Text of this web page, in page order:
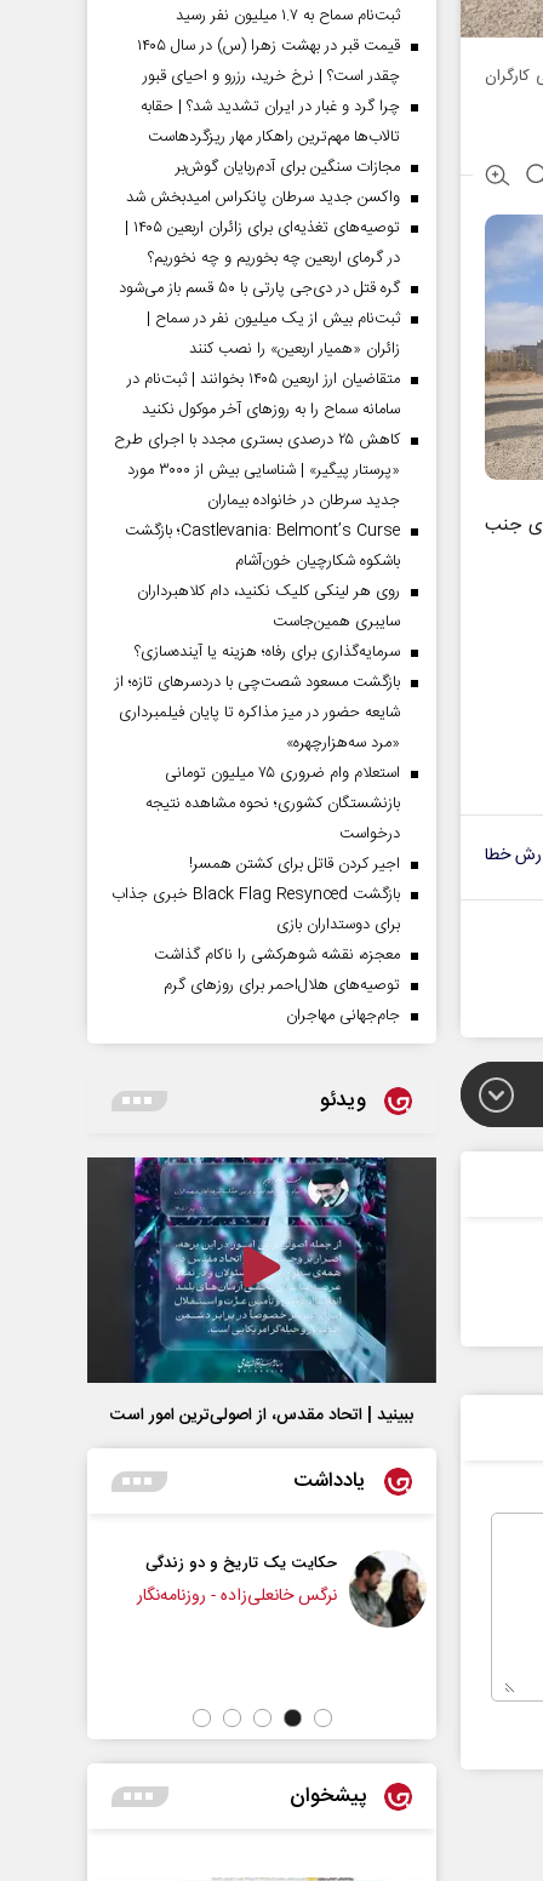
جنب
خطا
ثبت‌نام سماح به ۱.۷ میلیون نفر رسید
قیمت قبر در بهشت زهرا (س) در سال ۱۴۰۵
چقدر است؟ | نرخ خرید، رزرو و احیای قبور
چرا گرد و غبار در ایران تشدید شد؟ | حقابه
تالاب‌ها مهم‌ترین راهکار مهار ریزگردهاست
مجازات سنگین برای آدم‌ربایان گوش‌بر
واکسن جدید سرطان پانکراس امیدبخش شد
توصیه‌های تغذیه‌ای برای زائران اربعین ۱۴۰۵ |
در گرمای اربعین چه بخوریم و چه نخوریم؟
گره قتل در دی‌جی پارتی با ۵۰ قسم باز می‌شود
ثبت‌نام بیش از یک میلیون نفر در سماح |
زائران «همیار اربعین» را نصب کنند
متقاضیان ارز اربعین ۱۴۰۵ بخوانند | ثبت‌نام در
سامانه سماح را به روز‌های آخر موکول نکنید
کاهش ۲۵ درصدی بستری مجدد با اجرای طرح
«پرستار پیگیر» | شناسایی بیش از ۳۰۰۰ مورد
جدید سرطان در خانواده بیماران
Castlevania: Belmont’s Curse؛ بازگشت
باشکوه شکارچیان خون‌آشام
روی هر لینکی کلیک نکنید، دام کلاهبرداران
سایبری همین‌جاست
سرمایه‌گذاری برای رفاه؛ هزینه یا آینده‌سازی؟
بازگشت مسعود شصت‌چی با دردسر‌های تازه؛ از
شایعه حضور در میز مذاکره تا پایان فیلمبرداری
«مرد سه‌هزارچهره»
استعلام وام ضروری ۷۵ میلیون تومانی
بازنشستگان کشوری؛ نحوه مشاهده نتیجه
درخواست
اجیر کردن قاتل برای کشتن همسر!
بازگشت Black Flag Resynced خبری جذاب
برای دوستداران بازی
معجزه، نقشه شوهرکشی را ناکام گذاشت
توصیه‌های هلال‌احمر برای روز‌های گرم
جام‌جهانی مهاجران
ویدئو
ببینید | اتحاد مقدس، از اصولی‌ترین امور است
یادداشت
حکایت یک تاریخ و دو زندگی
نرگس خانعلی‌زاده - روزنامه‌نگار
چرایی عقب‌نشینی ترامپ؟
پیشخوان